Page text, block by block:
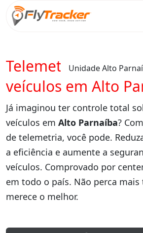
Unidade Alto
Telemetria para
veículos em Alto
Já imaginou ter controle total
veículos em Alto Parnaíba?
de telemetria, você pode.
a eficiência e aumente a
veículos. Comprovado por
em todo o país. Não perca
merece o melhor.